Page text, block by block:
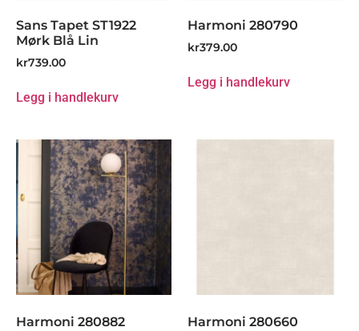
Sans Tapet ST1922
Mørk Blå Lin
kr739.00
Legg i handlekurv
Harmoni 280790
kr379.00
Legg i handlekurv
Harmoni 280882 Harmoni 280660